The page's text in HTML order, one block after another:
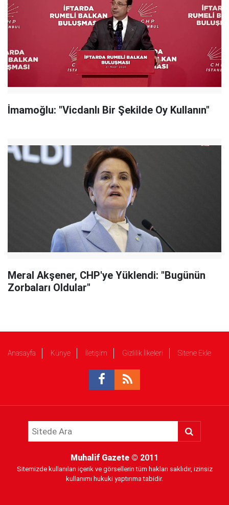
İmamoğlu: "Vicdanlı Bir Şekilde Oy Kullanın"
Meral Akşener, CHP'ye Yüklendi: "Bugünün
Zorbaları Oldular"
Anasayfa Künye İletişim Gizlilik İlkeleri Sitene Ekle
Muhalif Gazete © 2011
Sitemizde kullanılan içerik ve görsellerin tüm hakları saklıdır, izinsiz
kullanımı hukuki yaptırıma tabidir.